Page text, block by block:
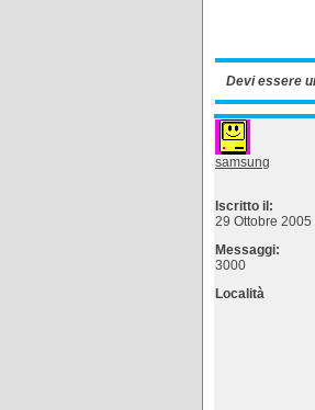
Devi essere
samsung
Iscritto il:
29 Ottobre 2005
Messaggi:
3000
Località